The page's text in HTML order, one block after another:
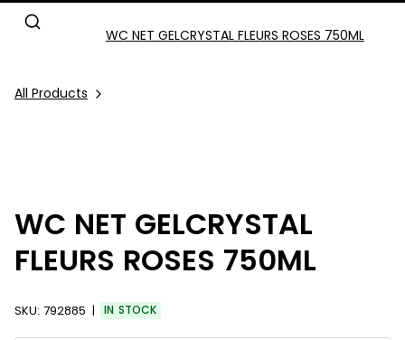
All Products
WC NET GELCRYSTAL FLEURS ROSES 750ML
WC NET GELCRYSTAL
FLEURS ROSES 750ML
SKU: 792885 IN STOCK